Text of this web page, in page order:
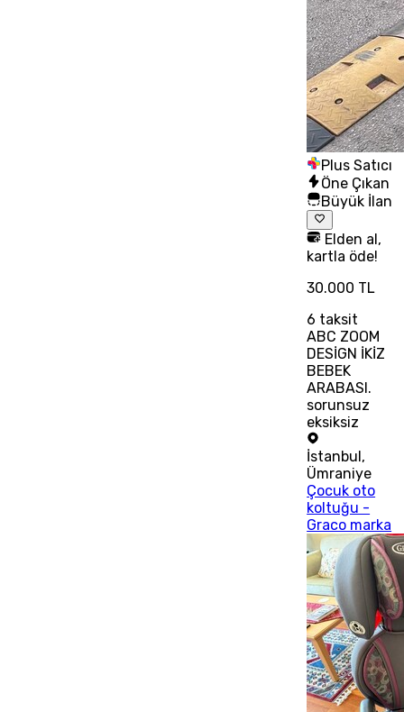
Plus Satıcı
Öne Çıkan
Büyük İlan
Elden al,
kartla öde!
30.000 TL
6 taksit
ABC ZOOM
DESİGN İKİZ
BEBEK
ARABASI.
sorunsuz
eksiksiz
İstanbul,
Ümraniye
Çocuk oto
koltuğu -
Graco marka